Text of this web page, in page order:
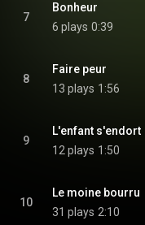
7
Bonheur
6 plays 0:39
8
Faire peur
13 plays 1:56
9
L'enfant s'endort
12 plays 1:50
10
Le moine bourru
31 plays 2:10